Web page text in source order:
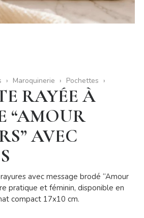
Maroquinerie Pochettes
RAYÉE À
“AMOUR
AVEC
avec message brodé “Amour
pratique et féminin, disponible en
compact 17x10 cm.